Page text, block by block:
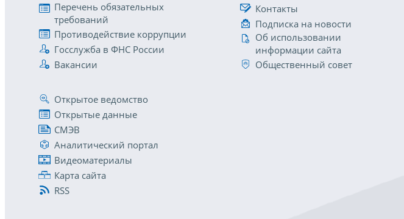
Перечень обязательных
требований
Противодействие коррупции
Госслужба в ФНС России
Вакансии
Контакты
Подписка на новости
Об использовании
информации сайта
Общественный совет
Открытое ведомство
Открытые данные
СМЭВ
Аналитический портал
Видеоматериалы
Карта сайта
RSS